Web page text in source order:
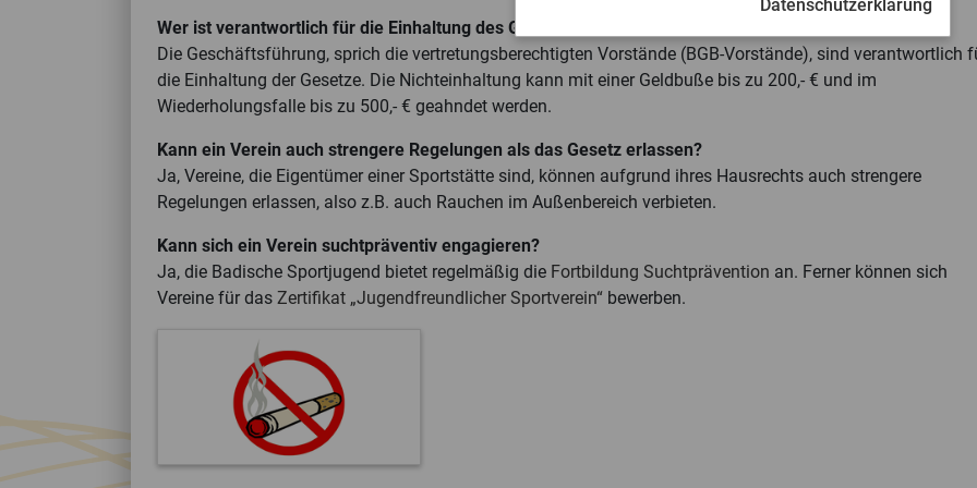
Datenschutzerklärung
Wer ist verantwortlich für die Einhaltung des Gesetzes?
Die Geschäftsführung, sprich die vertretungsberechtigten Vorstände (BGB-Vorstände), sind verantwortlich
die Einhaltung der Gesetze. Die Nichteinhaltung kann mit einer Geldbuße bis zu 200,- € und im
Wiederholungsfalle bis zu 500,- € geahndet werden.
Kann ein Verein auch strengere Regelungen als das Gesetz erlassen?
Ja, Vereine, die Eigentümer einer Sportstätte sind, können aufgrund ihres Hausrechts auch strengere
Regelungen erlassen, also z.B. auch Rauchen im Außenbereich verbieten.
Kann sich ein Verein suchtpräventiv engagieren?
Ja, die Badische Sportjugend bietet regelmäßig die Fortbildung Suchtprävention an. Ferner können sich
Vereine für das Zertifikat „Jugendfreundlicher Sportverein“ bewerben.